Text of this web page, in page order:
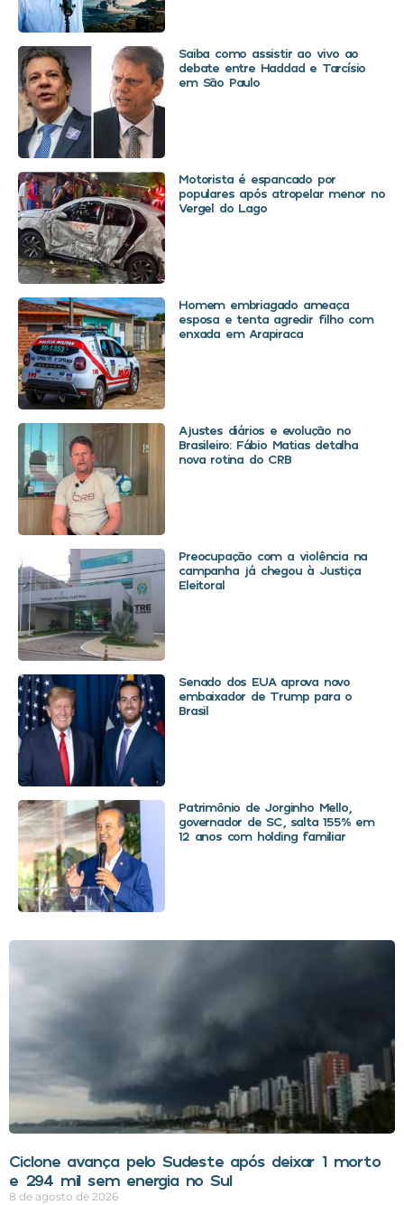
Saiba como assistir ao vivo ao
debate entre Haddad e Tarcísio
em São Paulo
Motorista é espancado por
populares após atropelar menor no
Vergel do Lago
Homem embriagado ameaça
esposa e tenta agredir filho com
enxada em Arapiraca
Ajustes diários e evolução no
Brasileiro: Fábio Matias detalha
nova rotina do CRB
Preocupação com a violência na
campanha já chegou à Justiça
Eleitoral
Senado dos EUA aprova novo
embaixador de Trump para o
Brasil
Patrimônio de Jorginho Mello,
governador de SC, salta 155% em
12 anos com holding familiar
Ciclone avança pelo Sudeste após deixar 1 morto
e 294 mil sem energia no Sul
8 de agosto de 2026